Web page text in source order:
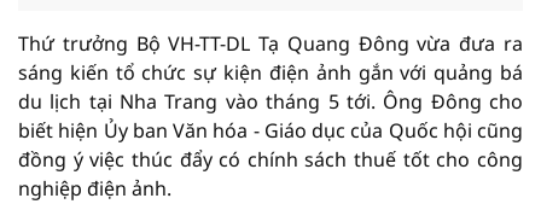
Thứ trưởng Bộ VH-TT-DL Tạ Quang Đông vừa đưa ra
sáng kiến tổ chức sự kiện điện ảnh gắn với quảng bá
du lịch tại Nha Trang vào tháng 5 tới. Ông Đông cho
biết hiện Ủy ban Văn hóa - Giáo dục của Quốc hội cũng
đồng ý việc thúc đẩy có chính sách thuế tốt cho công
nghiệp điện ảnh.